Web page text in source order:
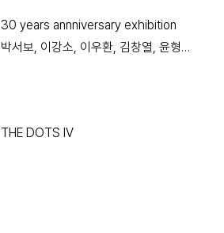
30 years annniversary exhibition
박서보, 이강소, 이우환, 김창열, 윤형근
THE DOTS IV